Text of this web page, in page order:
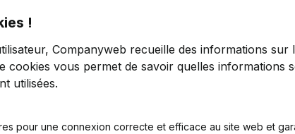
!
Companyweb recueille des informations sur
cookies vous permet de savoir quelles informations
utilisées.
pour une connexion correcte et efficace au site web et